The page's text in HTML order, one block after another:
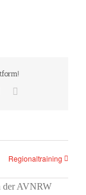
Regionaltraining
der AVNRW